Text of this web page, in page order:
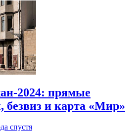
2024: прямые
безвиз и карта «Мир»
спустя